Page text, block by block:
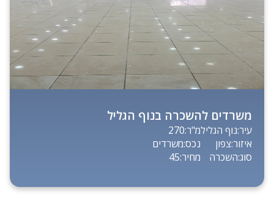
משרדים להשכרה בנוף הגליל
עיר:נוף הגליל
איזור:צפון
סוג:השכרה
מ"ר:270
נכס:משרדים
מחיר:45